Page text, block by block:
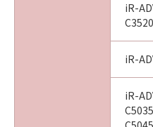
AGREEMENT IS THE
EXCLUSIVE
BETWEEN YOU AND
THE SUBJECT
SUPERSEDES ALL
AGREEMENTS,
ANY OTHER
iR-
iR-
iR-